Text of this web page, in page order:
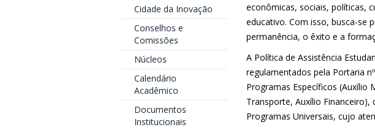
Cidade da Inovação
Conselhos e
Comissões
Núcleos
Calendário
Acadêmico
Documentos
Institucionais
econômicas, sociais, políticas,
educativo. Com isso, busca-se
permanência, o êxito e a
A Política de Assistência
regulamentados pela Portaria
Programas Específicos (Auxílio
Transporte, Auxílio
Programas Universais, cujo